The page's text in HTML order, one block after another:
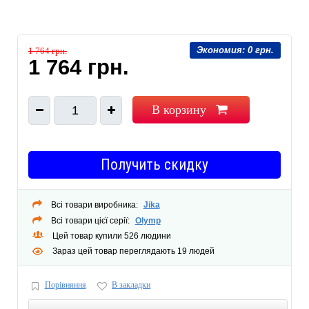
Экономия: 0 грн.
1 764 грн.
1 764 грн.
1 В корзину
Получить скидку
Всі товари виробника: Jika
Всі товари цієї серії: Olymp
Цей товар купили 526 людини
Зараз цей товар переглядають 19 людей
Порівняння В закладки